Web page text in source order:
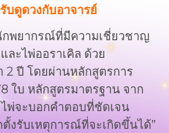
บดูดวงกับอาจารย์
กพยากรณ์ที่มีความเชี่ยวชาญ
ละไพ่ออราเคิล ด้วย
2 ปี โดยผ่านหลักสูตรการ
ใบ หลักสูตรมาตรฐาน จาก
ไพ่จะบอกคำตอบที่ชัดเจน
ตั้งรับเหตุการณ์ที่จะเกิดขึ้นได้”